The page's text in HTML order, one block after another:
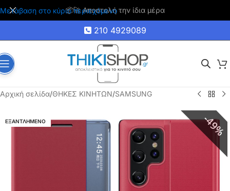
Μετάβαση στο κύριο περιεχόμενο
🚚 Δωρεάν μεταφορικά για αγορές άνω των 35€
210 4929089
Αρχική σελίδα/ΘΗΚΕΣ ΚΙΝΗΤΩΝ/SAMSUNG
ΕΞΑΝΤΛΗΜΕΝΟ 49%